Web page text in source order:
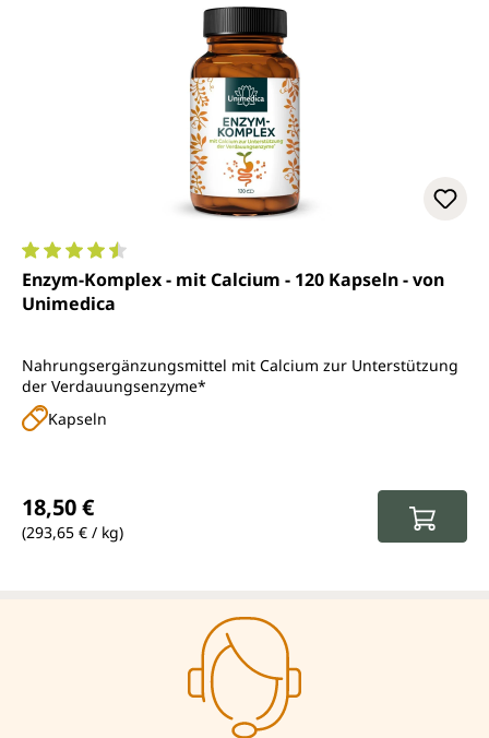
Durchschnittliche Bewertung von 4.4 von 5 Sternen
Enzym-Komplex - mit Calcium - 120 Kapseln - von
Unimedica
Nahrungsergänzungsmittel mit Calcium zur Unterstützung
der Verdauungsenzyme*
Kapseln
18,50 €
(293,65 € / kg)